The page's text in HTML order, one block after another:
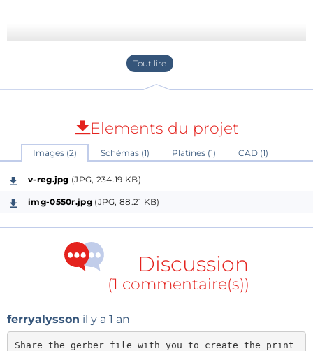
Elements du projet
Images (2) Schémas (1) Platines (1) CAD (1)
v-reg.jpg (JPG, 234.19 KB)
img-0550r.jpg(JPG, 88.21 KB)
Discussion
(1 commentaire(s))
ferryalysson il y a 1 an
Share the gerber file with you to create the print